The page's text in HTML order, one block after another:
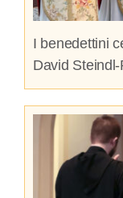
I benedettini
David